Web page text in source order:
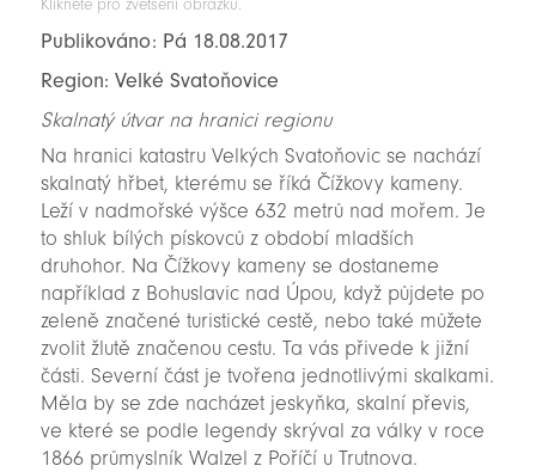
Publikováno: Pá 18.08.2017
Region: Velké Svatoňovice
Skalnatý útvar na hranici regionu
Na hranici katastru Velkých Svatoňovic se nachází
skalnatý hřbet, kterému se říká Čížkovy kameny.
Leží v nadmořské výšce 632 metrů nad mořem. Je
to shluk bílých pískovců z období mladších
druhohor. Na Čížkovy kameny se dostaneme
například z Bohuslavic nad Úpou, když půjdete po
zeleně značené turistické cestě, nebo také můžete
zvolit žlutě značenou cestu. Ta vás přivede k jižní
části. Severní část je tvořena jednotlivými skalkami.
Měla by se zde nacházet jeskyňka, skalní převis,
ve které se podle legendy skrýval za války v roce
1866 průmyslník Walzel z Poříčí u Trutnova.